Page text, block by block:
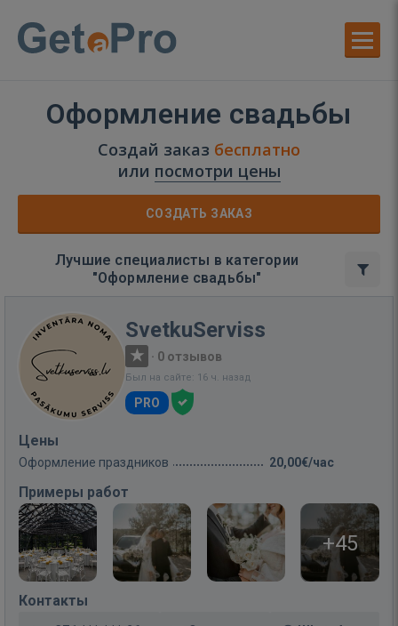
Оформление свадьбы
Создай заказ бесплатно
или посмотри цены
СОЗДАТЬ ЗАКАЗ
Лучшие специалисты в категории
"Оформление свадьбы"
SvetkuServiss
· 0 отзывов
Был на сайте: 16 ч. назад
PRO
Цены
Оформление праздников 20,00€/час
Примеры работ
+45
Контакты